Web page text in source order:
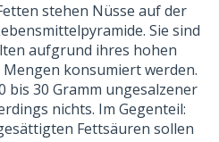
stehen Nüsse auf der
Sie sind
aufgrund ihres hohen
konsumiert werden.
bis 30 Gramm ungesalzener
nichts. Im Gegenteil:
Fettsäuren sollen